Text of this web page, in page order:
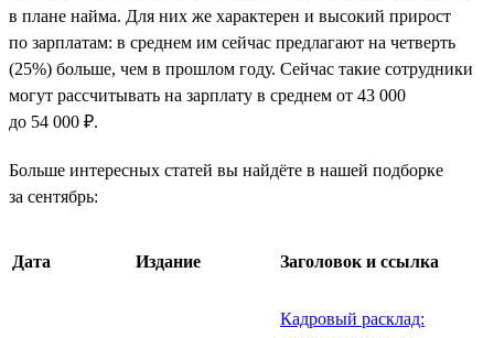
в плане найма. Для них же характерен и высокий прирост
по зарплатам: в среднем им сейчас предлагают на четверть
(25%) больше, чем в прошлом году. Сейчас такие сотрудники
могут рассчитывать на зарплату в среднем от 43 000
до 54 000 ₽.
Больше интересных статей вы найдёте в нашей подборке
за сентябрь:
Дата Издание Заголовок и ссылка
Кадровый расклад: